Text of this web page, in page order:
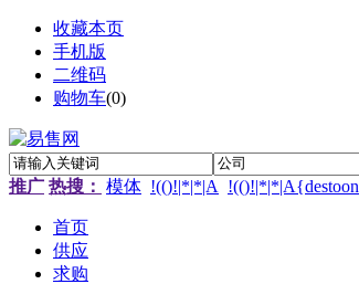
收藏本页
手机版
二维码
购物车(0)
推广 热搜： 模体 !(()!|*|*|A !(()!|*|*|A{destoon
首页
供应
求购